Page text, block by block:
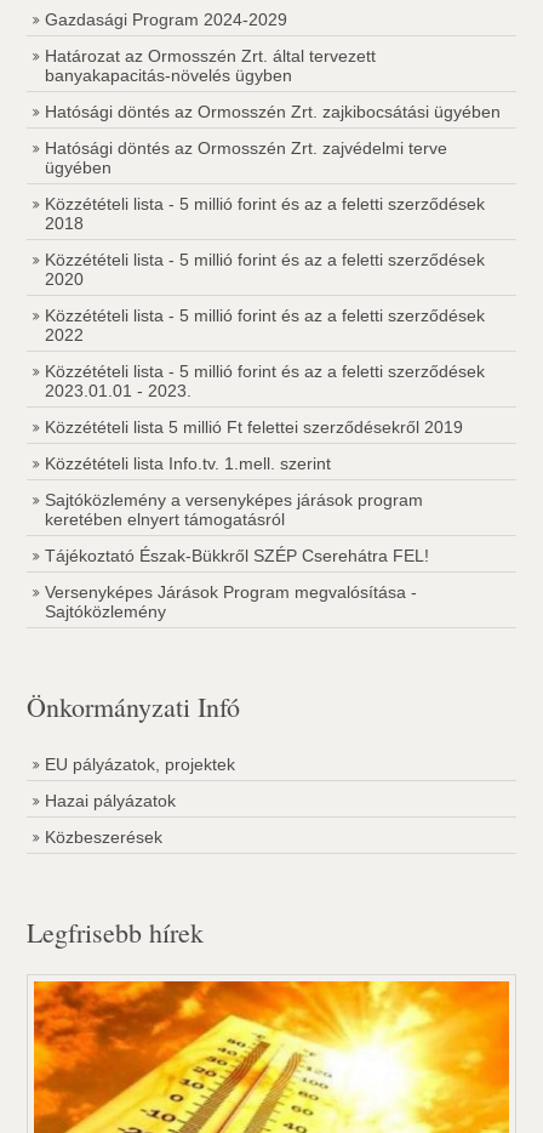
Gazdasági Program 2024-2029
Határozat az Ormosszén Zrt. által tervezett
banyakapacitás-növelés ügyben
Hatósági döntés az Ormosszén Zrt. zajkibocsátási ügyében
Hatósági döntés az Ormosszén Zrt. zajvédelmi terve
ügyében
Közzétételi lista - 5 millió forint és az a feletti szerződések
2018
Közzétételi lista - 5 millió forint és az a feletti szerződések
2020
Közzétételi lista - 5 millió forint és az a feletti szerződések
2022
Közzétételi lista - 5 millió forint és az a feletti szerződések
2023.01.01 - 2023.
Közzétételi lista 5 millió Ft felettei szerződésekről 2019
Közzétételi lista Info.tv. 1.mell. szerint
Sajtóközlemény a versenyképes járások program
keretében elnyert támogatásról
Tájékoztató Észak-Bükkről SZÉP Cserehátra FEL!
Versenyképes Járások Program megvalósítása -
Sajtóközlemény
Önkormányzati Infó
EU pályázatok, projektek
Hazai pályázatok
Közbeszerések
Legfrisebb hírek